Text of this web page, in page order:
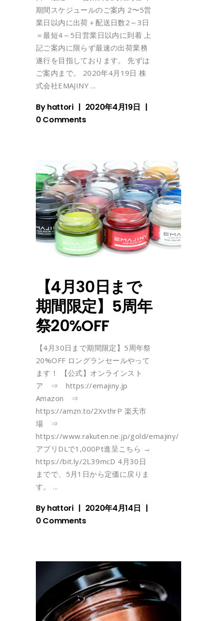
期間スケジュールのご案内 2〜5営
業日以内に出荷＋配送日数2～3日
＝最短4～5日営業日以内に到着 上
記ご案内に限らず最速の出荷業務
遂行を目指しております。 先ずは
ご案内まで。 2020年4月19日 株
式会社EMAJINY
Byhattori
2020年4月19日
0 Comments
【4月30日まで
期間限定】5周年
祭20%OFF
【4月30日まで期間限定】5周年祭
20%OFF ロングランセールやって
ます！ 【公式】オンラインスト
ア ⇒ https://emajiny.jp
Amazon ⇒
https://amzn.to/2XvthrP 楽天市
場 ⇒
https://www.rakuten.ne.jp/gold/emajiny/
アプリDLで1,000Pt進呈こちら →
https://bit.ly/2L39mcD 4月30日
までで、5月1日から定価に戻りま
す。
Byhattori
2020年4月14日
0 Comments